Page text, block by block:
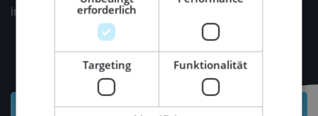
individuelle Situation.
erforderlich
Targeting Funktionalität